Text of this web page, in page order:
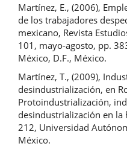
Martínez, E., (2006),
de los trabajadores
mexicano, Revista
101, mayo-agosto, pp.
México, D.F., México.
Martínez, T., (2009),
desindustrialización, en
Protoindustrialización,
desindustrialización en
212, Universidad
México.